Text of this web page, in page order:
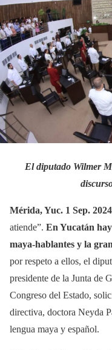
El diputado Wilmer
Mérida, Yuc. 1 Sep.
atiende”. En Yucatán
maya-hablantes y la
por respeto a ellos, el
presidente de la Junta de
Congreso del Estado,
directiva, doctora Neyda
lengua maya y español.